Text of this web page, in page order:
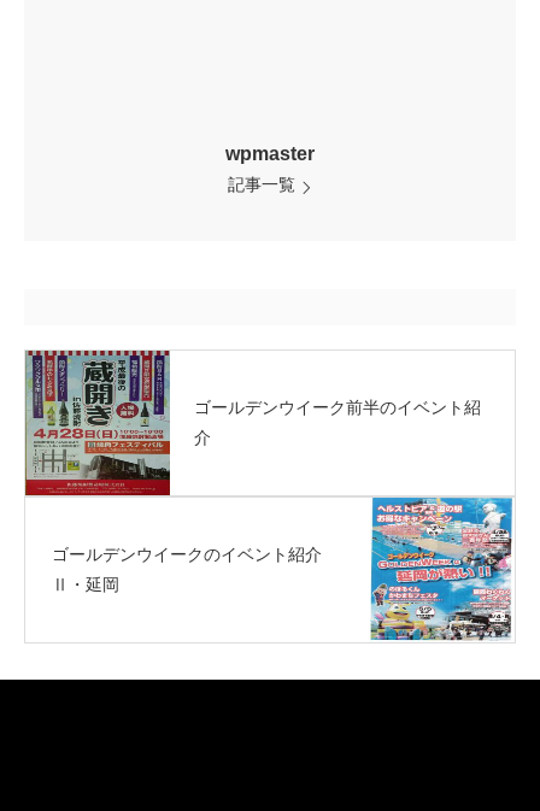
wpmaster
記事一覧
ゴールデンウイーク前半のイベント紹
介
ゴールデンウイークのイベント紹介
Ⅱ・延岡